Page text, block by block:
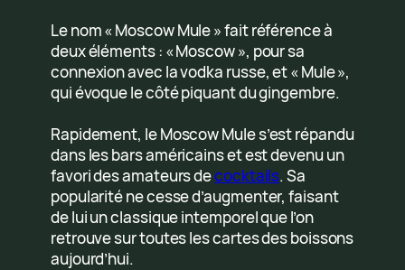
Le nom « Moscow Mule » fait référence à
deux éléments : « Moscow », pour sa
connexion avec la vodka russe, et « Mule »,
qui évoque le côté piquant du gingembre.
Rapidement, le Moscow Mule s’est répandu
dans les bars américains et est devenu un
favori des amateurs decocktails. Sa
popularité ne cesse d’augmenter, faisant
de lui un classique intemporel que l’on
retrouve sur toutes les cartes des boissons
aujourd’hui.